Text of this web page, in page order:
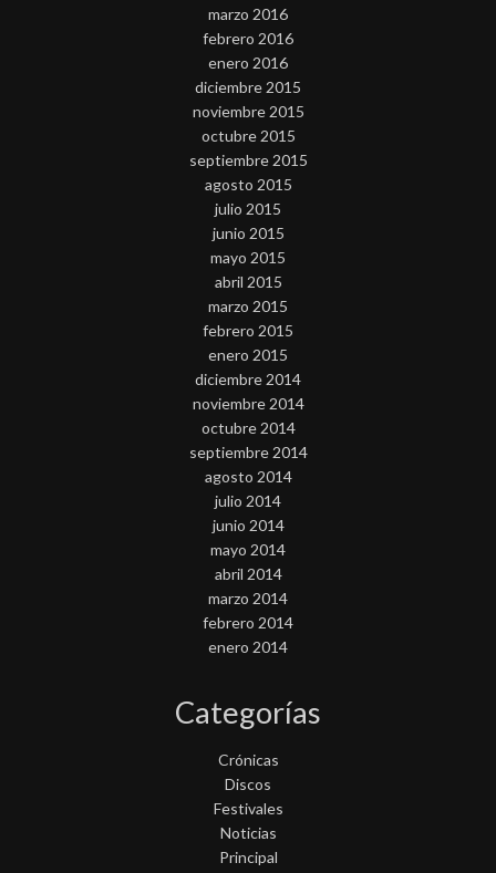
marzo 2016
febrero 2016
enero 2016
diciembre 2015
noviembre 2015
octubre 2015
septiembre 2015
agosto 2015
julio 2015
junio 2015
mayo 2015
abril 2015
marzo 2015
febrero 2015
enero 2015
diciembre 2014
noviembre 2014
octubre 2014
septiembre 2014
agosto 2014
julio 2014
junio 2014
mayo 2014
abril 2014
marzo 2014
febrero 2014
enero 2014
Categorías
Crónicas
Discos
Festivales
Noticias
Principal